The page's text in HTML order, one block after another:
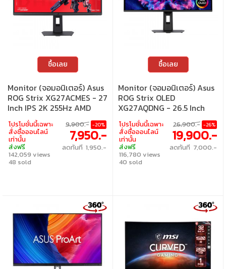
ซื้อเลย
Monitor (จอมอนิเตอร์) Asus
ROG Strix XG27ACMES - 27
Inch IPS 2K 255Hz AMD
FreeSync Premium G-Sync
Compatible USB-C
โปรโมชั่นนี้เฉพาะ
สั่งซื้อออนไลน์
เท่านั้น
ส่งฟรี
142,059 views
48 sold
9,900.- -20%
7,950.-
ลดทันที 1,950.-
ซื้อเลย
Monitor (จอมอนิเตอร์) Asus
ROG Strix OLED
XG27AQDNG - 26.5 Inch
QD-OLED 2K 360Hz AMD
FreeSync Premium Pro
Nvidia G-Sync Compatible
โปรโมชั่นนี้เฉพาะ
สั่งซื้อออนไลน์
เท่านั้น
ส่งฟรี
116,780 views
40 sold
26,900.- -26%
19,900.-
ลดทันที 7,000.-